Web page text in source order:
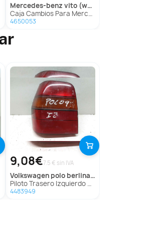
mercedes-benz vito (w638) combi
Caja Cambios Para Mercedes Vito Combi
4650053
9,08€7.5 € sin IVA
volkswagen polo berlina (6n1)
Piloto Trasero Izquierdo para Volkswagen Polo Berlina (6N1)
4483949